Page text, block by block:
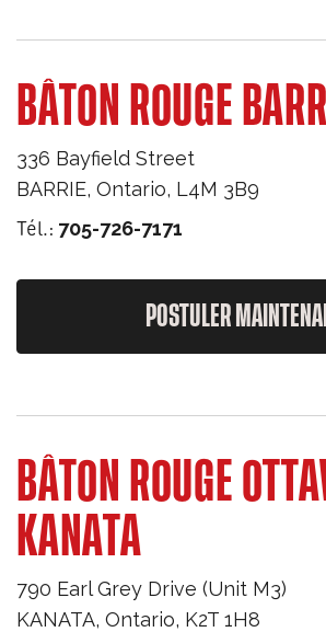
BÂTON ROUGE
336 Bayfield Street
BARRIE, Ontario, L4M 3B9
Tél.: 705-726-7171
POSTULER
BÂTON ROUGE
KANATA
790 Earl Grey Drive (Unit M3)
KANATA, Ontario, K2T 1H8